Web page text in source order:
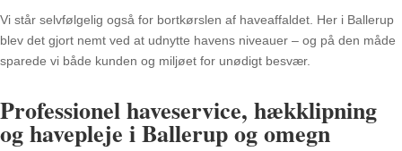
Vi står selvfølgelig også for bortkørslen af haveaffaldet. Her i Ballerup
blev det gjort nemt ved at udnytte havens niveauer – og på den måde
sparede vi både kunden og miljøet for unødigt besvær.
Professionel haveservice, hækklipning
og havepleje i Ballerup og omegn